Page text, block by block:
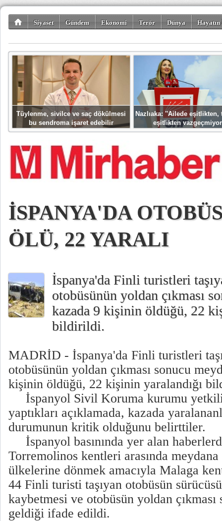
Siyaset Gündem Ekonomi Terör Dünya
Tüylenme, sivilce ve saç dökülmesi
bu sendroma işaret edebilir
Nazlıaka: ''Ailede eşitlikten,
eşitlikten
İSPANYA'DA
ÖLÜ, 22 YARALI
İspanya'da Finli turistleri
otobüsünün yoldan çıkması
kazada 9 kişinin öldüğü, 22
bildirildi.
MADRİD - İspanya'da Finli turistleri
otobüsünün yoldan çıkması sonucu
kişinin öldüğü, 22 kişinin yaralandığı
İspanyol Sivil Koruma kurumu
yaptıkları açıklamada, kazada
durumunun kritik olduğunu belirttiler.
İspanyol basınında yer alan
Torremolinos kentleri arasında meydana
ülkelerine dönmek amacıyla Malaga
44 Finli turisti taşıyan otobüsün
kaybetmesi ve otobüsün yoldan çıkması
geldiği ifade edildi.